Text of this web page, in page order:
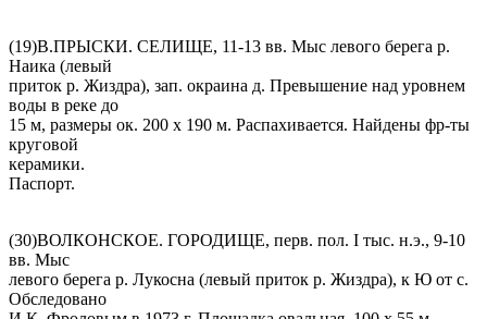
(19)В.ПРЫСКИ. СЕЛИЩЕ, 11-13 вв. Мыс левого берега р.
Наика (левый
приток р. Жиздра), зап. окраина д. Превышение над уровнем
воды в реке до
15 м, размеры ок. 200 х 190 м. Распахивается. Найдены фр-ты
круговой
керамики.
Паспорт.
(30)ВОЛКОНСКОЕ. ГОРОДИЩЕ, перв. пол. I тыс. н.э., 9-10
вв. Мыс
левого берега р. Лукосна (левый приток р. Жиздра), к Ю от с.
Обследовано